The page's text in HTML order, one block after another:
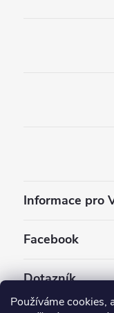
Používáme cookies,
Informace pro
Facebook
Dotazník